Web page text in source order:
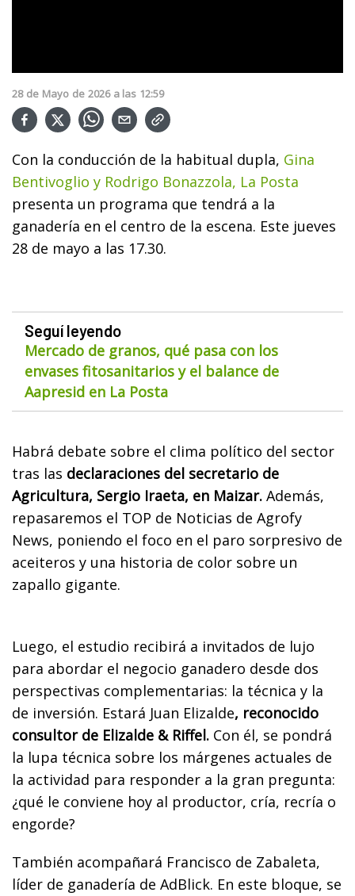
28 de Mayo de 2026 a las 12:59
Con la conducción de la habitual dupla, Gina
Bentivoglio y Rodrigo Bonazzola, La Posta
presenta un programa que tendrá a la
ganadería en el centro de la escena. Este jueves
28 de mayo a las 17.30.
Seguí leyendo
Mercado de granos, qué pasa con los
envases fitosanitarios y el balance de
Aapresid en La Posta
Habrá debate sobre el clima político del sector
tras las declaraciones del secretario de
Agricultura, Sergio Iraeta, en Maizar. Además,
repasaremos el TOP de Noticias de Agrofy
News, poniendo el foco en el paro sorpresivo de
aceiteros y una historia de color sobre un
zapallo gigante.
Luego, el estudio recibirá a invitados de lujo
para abordar el negocio ganadero desde dos
perspectivas complementarias: la técnica y la
de inversión. Estará Juan Elizalde, reconocido
consultor de Elizalde & Riffel. Con él, se pondrá
la lupa técnica sobre los márgenes actuales de
la actividad para responder a la gran pregunta:
¿qué le conviene hoy al productor, cría, recría o
engorde?
También acompañará Francisco de Zabaleta,
líder de ganadería de AdBlick. En este bloque, se